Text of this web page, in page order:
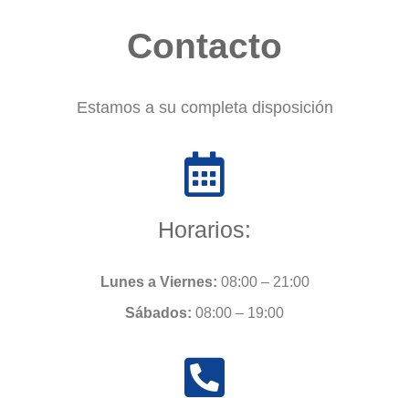
Contacto
Estamos a su completa disposición
Horarios:
Lunes a Viernes: 08:00 – 21:00
Sábados: 08:00 – 19:00